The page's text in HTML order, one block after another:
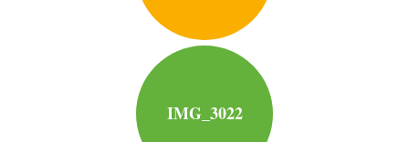
IMG_3022